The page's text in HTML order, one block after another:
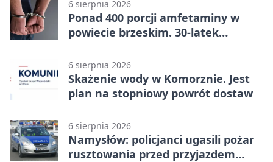
6 sierpnia 2026
Ponad 400 porcji amfetaminy w
powiecie brzeskim. 30-latek
6 sierpnia 2026
Skażenie wody w Komorznie. Jest
plan na stopniowy powrót dostaw
6 sierpnia 2026
Namysłów: policjanci ugasili pożar
rusztowania przed przyjazdem